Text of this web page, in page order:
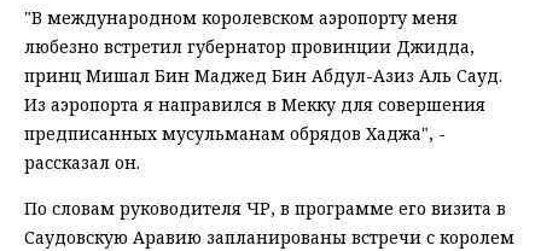
"В международном королевском аэропорту меня
любезно встретил губернатор провинции Джидда,
принц Мишал Бин Маджед Бин Абдул-Азиз Аль Сауд.
Из аэропорта я направился в Мекку для совершения
предписанных мусульманам обрядов Хаджа", -
рассказал он.
По словам руководителя ЧР, в программе его визита в
Саудовскую Аравию запланированы встречи с королем